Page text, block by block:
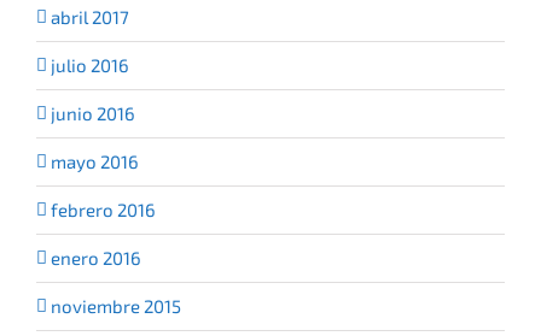
abril 2017
julio 2016
junio 2016
mayo 2016
febrero 2016
enero 2016
noviembre 2015